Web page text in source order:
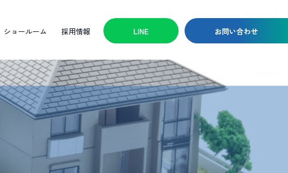
ショールーム 採用情報 LINE お問い合わせ